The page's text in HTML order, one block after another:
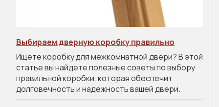
Выбираем дверную коробку правильно
Ищете коробку для межкомнатной двери? В этой
статье вы найдете полезные советы по выбору
правильной коробки, которая обеспечит
долговечность и надежность вашей двери.